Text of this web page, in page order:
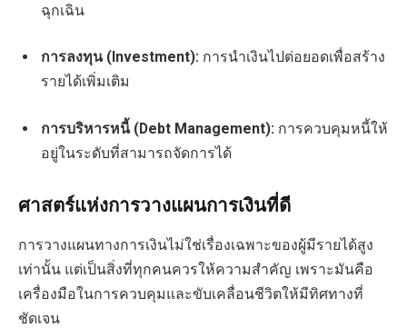
ฉุกเฉิน
การลงทุน (Investment): การนำเงินไปต่อยอดเพื่อสร้าง
รายได้เพิ่มเติม
การบริหารหนี้ (Debt Management): การควบคุมหนี้ให้
อยู่ในระดับที่สามารถจัดการได้
ศาสตร์แห่งการวางแผนการเงินที่ดี
การวางแผนทางการเงินไม่ใช่เรื่องเฉพาะของผู้มีรายได้สูง
เท่านั้น แต่เป็นสิ่งที่ทุกคนควรให้ความสำคัญ เพราะมันคือ
เครื่องมือในการควบคุมและขับเคลื่อนชีวิตให้มีทิศทางที่
ชัดเจน